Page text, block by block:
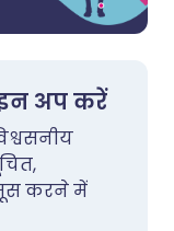
अप करें
करने में